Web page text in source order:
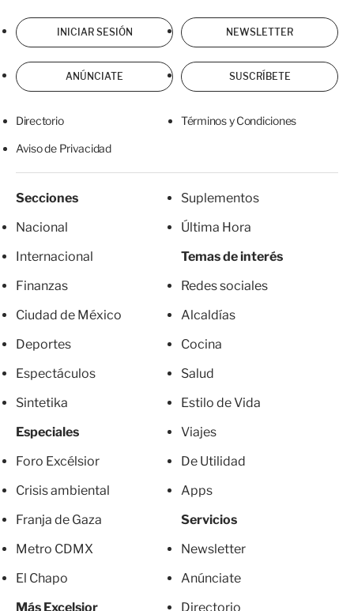
INICIAR SESIÓN NEWSLETTER
ANÚNCIATE SUSCRÍBETE
Directorio Términos y Condiciones
Aviso de Privacidad
Secciones
Nacional
Internacional
Finanzas
Ciudad de México
Deportes
Espectáculos
Sintetika
Especiales
Foro Excélsior
Crisis ambiental
Franja de Gaza
Metro CDMX
El Chapo
Más Excelsior
Suplementos
Última Hora
Temas de interés
Redes sociales
Alcaldías
Cocina
Salud
Estilo de Vida
Viajes
De Utilidad
Apps
Servicios
Newsletter
Anúnciate
Directorio